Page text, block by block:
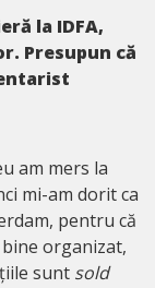
la IDFA,
Presupun că
am mers la
mi-am dorit ca
pentru că
organizat,
sunt sold